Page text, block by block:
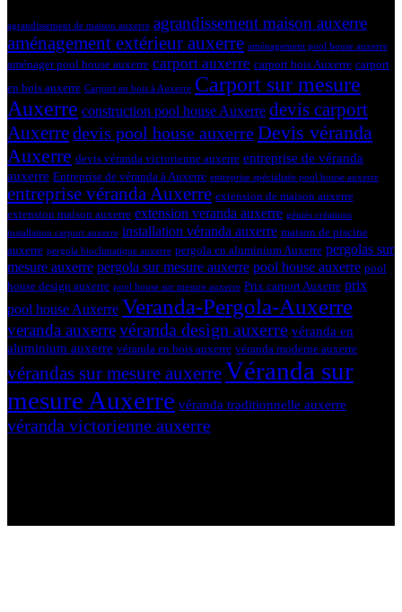
agrandissement de maison auxerre agrandissement maison auxerre
aménagement extérieur auxerre aménagement pool house auxerre
aménager pool house auxerre carport auxerre carport bois Auxerre carport
en bois auxerre Carport en bois à Auxerre Carport sur mesure
Auxerre construction pool house Auxerre devis carport
Auxerredevis pool house auxerreDevis véranda
Auxerre devis véranda victorienne auxerre entreprise de véranda
auxerre Entreprise de véranda à Auxerre entreprise spécialisée pool house auxerre
entreprise véranda Auxerre extension de maison auxerre
extension maison auxerre extension veranda auxerre géniès créations
installation carport auxerre installation véranda auxerre maison de piscine
auxerre pergola bioclimatique auxerre pergola en aluminium Auxerre pergolas sur
mesure auxerre pergola sur mesure auxerre pool house auxerre pool
house design auxerre pool house sur mesure auxerre Prix carport Auxerre prix
pool house Auxerre Veranda-Pergola-Auxerre
veranda auxerrevéranda design auxerre véranda en
aluminium auxerre véranda en bois auxerre véranda moderne auxerre
vérandas sur mesure auxerreVéranda sur
mesure Auxerre véranda traditionnelle auxerre
véranda victorienne auxerre